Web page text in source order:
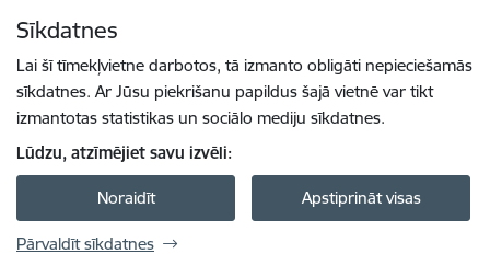
Sīkdatnes
Lai šī tīmekļvietne darbotos, tā izmanto obligāti nepieciešamās
sīkdatnes. Ar Jūsu piekrišanu papildus šajā vietnē var tikt
izmantotas statistikas un sociālo mediju sīkdatnes.
Lūdzu, atzīmējiet savu izvēli:
Noraidīt Apstiprināt visas
Pārvaldīt sīkdatnes